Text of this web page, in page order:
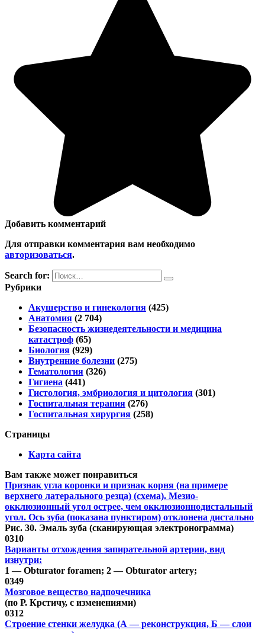
Добавить комментарий
Для отправки комментария вам необходимо
авторизоваться.
Search for:
Рубрики
Акушерство и гинекология (425)
Анатомия (2 704)
Безопасность жизнедеятельности и медицина
катастроф (65)
Биология (929)
Внутренние болезни (275)
Гематология (326)
Гигиена (441)
Гистология, эмбриология и цитология (301)
Госпитальная терапия (276)
Госпитальная хирургия (258)
Страницы
Карта сайта
Вам также может понравиться
Признак угла коронки и признак корня (на примере
верхнего латерального резца) (схема). Мезио-
окклюзионный угол острее, чем окклюзионнодистальный
угол. Ось зуба (показана пунктиром) отклонена дистально
Рис. 30. Эмаль зуба (сканирующая электронограмма)
0310
Варианты отхождения запирательной артерии, вид
изнутри:
1 — Obturator foramen; 2 — Obturator artery;
0349
Мозговое вещество надпочечника
(по Р. Крстичу, с изменениями)
0312
Строение стенки желудка (А — реконструкция, Б — слои